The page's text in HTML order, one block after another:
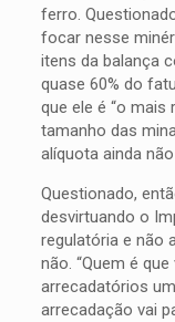
ferro.
focar nesse
itens da balança
quase 60% do
que ele é “o
tamanho das
alíquota ainda
Questionado,
desvirtuando o
regulatória e não
não. “Quem é
arrecadatórios
arrecadação vai